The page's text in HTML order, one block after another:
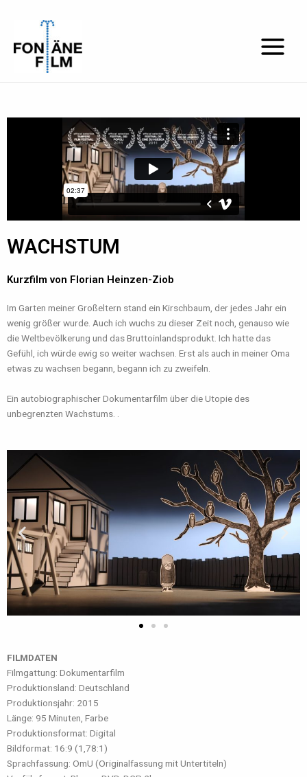
WACHSTUM
Kurzfilm von Florian Heinzen-Ziob
Im Garten meiner Großeltern stand ein Kirschbaum, der jedes Jahr ein
wenig größer wurde. Auch ich wuchs zu dieser Zeit noch, genauso wie
die Weltbevölkerung und das Bruttoinlandsprodukt. Ich hatte das
Gefühl, ich würde ewig so weiter wachsen. Erst als auch in meiner Oma
etwas zu wachsen begann, begann ich zu zweifeln.
Ein autobiographischer Dokumentarfilm über die Utopie des
unbegrenzten Wachstums. .
FILMDATEN
Filmgattung: Dokumentarfilm
Produktionsland: Deutschland
Produktionsjahr: 2015
Länge: 95 Minuten, Farbe
Produktionsformat: Digital
Bildformat: 16:9 (1,78:1)
Sprachfassung: OmU (Originalfassung mit Untertiteln)